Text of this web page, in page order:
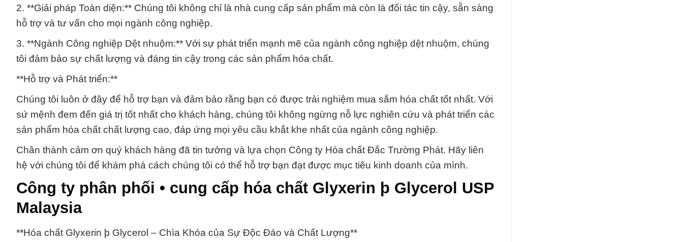
2. **Giải pháp Toàn diện:** Chúng tôi không chỉ là nhà cung cấp sản phẩm mà còn là đối tác tin cậy, sẵn sàng
hỗ trợ và tư vấn cho mọi ngành công nghiệp.
3. **Ngành Công nghiệp Dệt nhuộm:** Với sự phát triển mạnh mẽ của ngành công nghiệp dệt nhuộm, chúng
tôi đảm bảo sự chất lượng và đáng tin cậy trong các sản phẩm hóa chất.
**Hỗ trợ và Phát triển:**
Chúng tôi luôn ở đây để hỗ trợ bạn và đảm bảo rằng bạn có được trải nghiệm mua sắm hóa chất tốt nhất. Với
sứ mệnh đem đến giá trị tốt nhất cho khách hàng, chúng tôi không ngừng nỗ lực nghiên cứu và phát triển các
sản phẩm hóa chất chất lượng cao, đáp ứng mọi yêu cầu khắt khe nhất của ngành công nghiệp.
Chân thành cảm ơn quý khách hàng đã tin tưởng và lựa chọn Công ty Hóa chất Đắc Trường Phát. Hãy liên
hệ với chúng tôi để khám phá cách chúng tôi có thể hỗ trợ bạn đạt được mục tiêu kinh doanh của mình.
Công ty phân phối • cung cấp hóa chất Glyxerin þ Glycerol USP
Malaysia
**Hóa chất Glyxerin þ Glycerol – Chìa Khóa của Sự Độc Đáo và Chất Lượng**